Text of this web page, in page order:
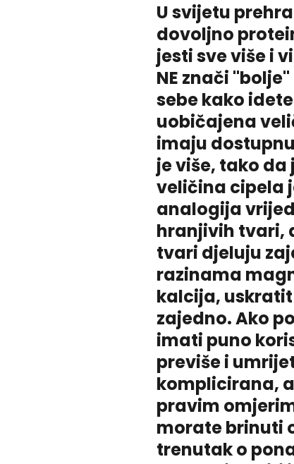
U svijetu
dovoljno
jesti sve više i
NE znači
sebe kako
uobičajena
imaju
je više, tako
veličina cipela
analogija
hranjivih tvari,
tvari djeluju
razinama
kalcija,
zajedno. Ako
imati puno
previše i
komplicirana,
pravim
morate brinuti
trenutak o